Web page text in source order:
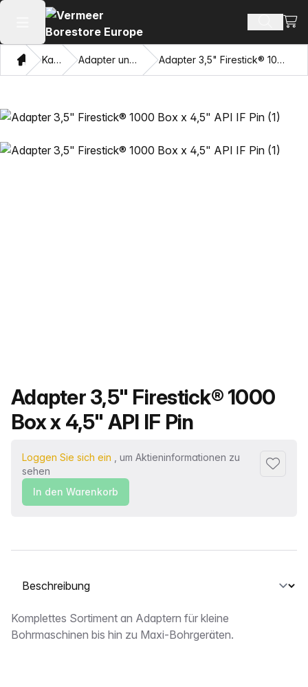
Hauptmenü öffnen
HeimKatalog Adapter und Ziehaugen Adapter 3,5" Firestick® 1000 Box x 4,5" API IF Pin
Produktname
Adapter 3,5" Firestick® 1000
Box x 4,5" API IF Pin
Loggen Sie sich ein , um Aktieninformationen zu
sehen
Zu
In den Warenkorb
Wählen Sie eine Registerkarte aus
Beschreibung
Komplettes Sortiment an Adaptern für kleine
Bohrmaschinen bis hin zu Maxi-Bohrgeräten.